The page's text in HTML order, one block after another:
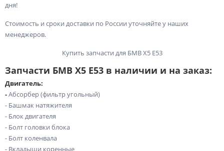
дня!
Стоимость и сроки доставки по России уточняйте у наших
менеджеров.
Купить запчасти для БМВ Х5 Е53
Запчасти БМВ Х5 Е53 в наличии и на заказ:
Двигатель:
-Абсорбер (фильтр угольный)
- Башмак натяжителя
- Блок двигателя
- Болт головки блока
- Болт коленвала
- Вкладыши коренные